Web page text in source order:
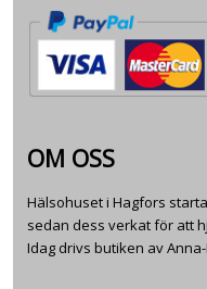
OM OSS
Hälsohuset i Hagfors
sedan dess verkat för att
Idag drivs butiken av